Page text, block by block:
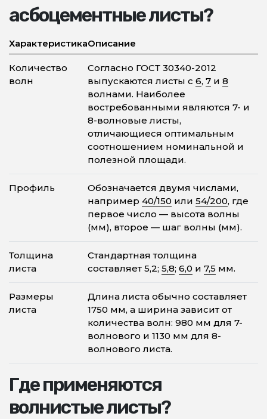
асбоцементные листы?
ХарактеристикаОписание
Количество
волн
Согласно ГОСТ 30340-2012
выпускаются листы с 6, 7 и 8
волнами. Наиболее
востребованными являются 7- и
8-волновые листы,
отличающиеся оптимальным
соотношением номинальной и
полезной площади.
Профиль
Обозначается двумя числами,
например 40/150 или 54/200, где
первое число — высота волны
(мм), второе — шаг волны (мм).
Толщина
листа
Стандартная толщина
составляет 5,2; 5,8; 6,0 и 7,5 мм.
Размеры
листа
Длина листа обычно составляет
1750 мм, а ширина зависит от
количества волн: 980 мм для 7-
волнового и 1130 мм для 8-
волнового листа.
Где применяются
волнистые листы?